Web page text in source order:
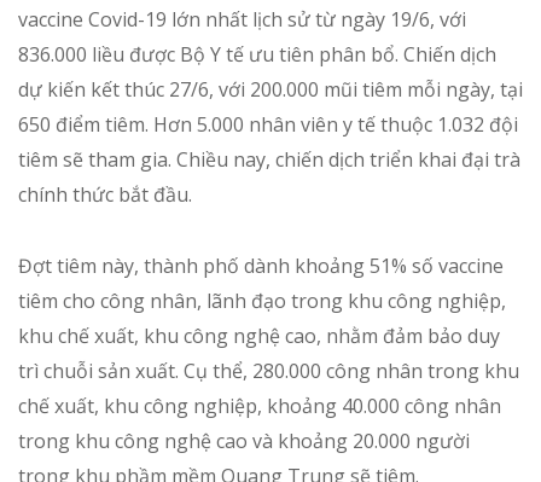
vaccine Covid-19 lớn nhất lịch sử từ ngày 19/6, với
836.000 liều được Bộ Y tế ưu tiên phân bổ. Chiến dịch
dự kiến kết thúc 27/6, với 200.000 mũi tiêm mỗi ngày, tại
650 điểm tiêm. Hơn 5.000 nhân viên y tế thuộc 1.032 đội
tiêm sẽ tham gia. Chiều nay, chiến dịch triển khai đại trà
chính thức bắt đầu.
Đợt tiêm này, thành phố dành khoảng 51% số vaccine
tiêm cho công nhân, lãnh đạo trong khu công nghiệp,
khu chế xuất, khu công nghệ cao, nhằm đảm bảo duy
trì chuỗi sản xuất. Cụ thể, 280.000 công nhân trong khu
chế xuất, khu công nghiệp, khoảng 40.000 công nhân
trong khu công nghệ cao và khoảng 20.000 người
trong khu phầm mềm Quang Trung sẽ tiêm.